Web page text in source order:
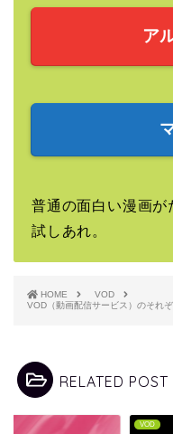
ア
普通の面白い漫画が
試しあれ。
HOME
VOD
VOD（動画配信サービス）のそれ
RELATED POST
VOD